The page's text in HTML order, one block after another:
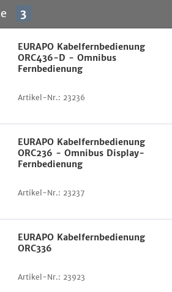
3
EURAPO Kabelfernbedienung
ORC436-D - Omnibus
Fernbedienung
Artikel-Nr.: 23236
EURAPO Kabelfernbedienung
ORC236 - Omnibus Display-
Fernbedienung
Artikel-Nr.: 23237
EURAPO Kabelfernbedienung
ORC336
Artikel-Nr.: 23923